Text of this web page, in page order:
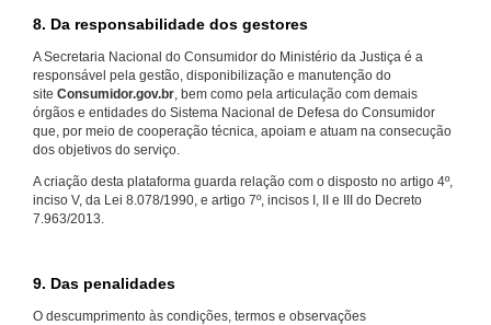
8. Da responsabilidade dos gestores
A Secretaria Nacional do Consumidor do Ministério da Justiça é a
responsável pela gestão, disponibilização e manutenção do
site Consumidor.gov.br, bem como pela articulação com demais
órgãos e entidades do Sistema Nacional de Defesa do Consumidor
que, por meio de cooperação técnica, apoiam e atuam na consecução
dos objetivos do serviço.
A criação desta plataforma guarda relação com o disposto no artigo 4º,
inciso V, da Lei 8.078/1990, e artigo 7º, incisos I, II e III do Decreto
7.963/2013.
9. Das penalidades
O descumprimento às condições, termos e observações